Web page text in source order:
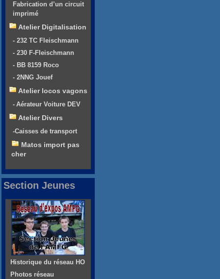
Fabrication d’un circuit
imprimé
Atelier Digitalisation
- 232 TC Fleischmann
- 230 F-Fleischmann
- BB 8159 Roco
- 2NNG Jouef
Atelier locos vagons
- Aérateur Voiture DEV
Atelier Divers
-Caisses de transport
Matos import pas
cher
Section Jeunes
Historique du réseau HO
Photos réseau